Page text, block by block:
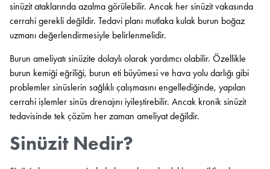
sinüzit ataklarında azalma görülebilir. Ancak her sinüzit vakasında
cerrahi gerekli değildir. Tedavi planı mutlaka kulak burun boğaz
uzmanı değerlendirmesiyle belirlenmelidir.
Burun ameliyatı sinüzite dolaylı olarak yardımcı olabilir. Özellikle
burun kemiği eğriliği, burun eti büyümesi ve hava yolu darlığı gibi
problemler sinüslerin sağlıklı çalışmasını engellediğinde, yapılan
cerrahi işlemler sinüs drenajını iyileştirebilir. Ancak kronik sinüzit
tedavisinde tek çözüm her zaman ameliyat değildir.
Sinüzit Nedir?